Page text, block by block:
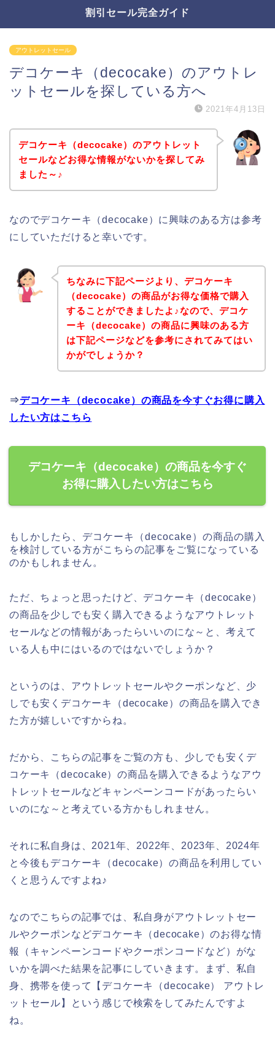
割引セール完全ガイド
アウトレットセール
デコケーキ（decocake）のアウトレ
ットセールを探している方へ
2021年4月13日
デコケーキ（decocake）のアウトレット
セールなどお得な情報がないかを探してみ
ました～♪
なのでデコケーキ（decocake）に興味のある方は参考
にしていただけると幸いです。
ちなみに下記ページより、デコケーキ
（decocake）の商品がお得な価格で購入
することができましたよ♪なので、デコケ
ーキ（decocake）の商品に興味のある方
は下記ページなどを参考にされてみてはい
かがでしょうか？
⇒デコケーキ（decocake）の商品を今すぐお得に購入
したい方はこちら
デコケーキ（decocake）の商品を今すぐ
お得に購入したい方はこちら
もしかしたら、デコケーキ（decocake）の商品の購入
を検討している方がこちらの記事をご覧になっている
のかもしれません。
ただ、ちょっと思ったけど、デコケーキ（decocake）
の商品を少しでも安く購入できるようなアウトレット
セールなどの情報があったらいいのにな～と、考えて
いる人も中にはいるのではないでしょうか？
というのは、アウトレットセールやクーポンなど、少
しでも安くデコケーキ（decocake）の商品を購入でき
た方が嬉しいですからね。
だから、こちらの記事をご覧の方も、少しでも安くデ
コケーキ（decocake）の商品を購入できるようなアウ
トレットセールなどキャンペーンコードがあったらい
いのにな～と考えている方かもしれません。
それに私自身は、2021年、2022年、2023年、2024年
と今後もデコケーキ（decocake）の商品を利用してい
くと思うんですよね♪
なのでこちらの記事では、私自身がアウトレットセー
ルやクーポンなどデコケーキ（decocake）のお得な情
報（キャンペーンコードやクーポンコードなど）がな
いかを調べた結果を記事にしていきます。まず、私自
身、携帯を使って【デコケーキ（decocake） アウトレ
ットセール】という感じで検索をしてみたんですよ
ね。